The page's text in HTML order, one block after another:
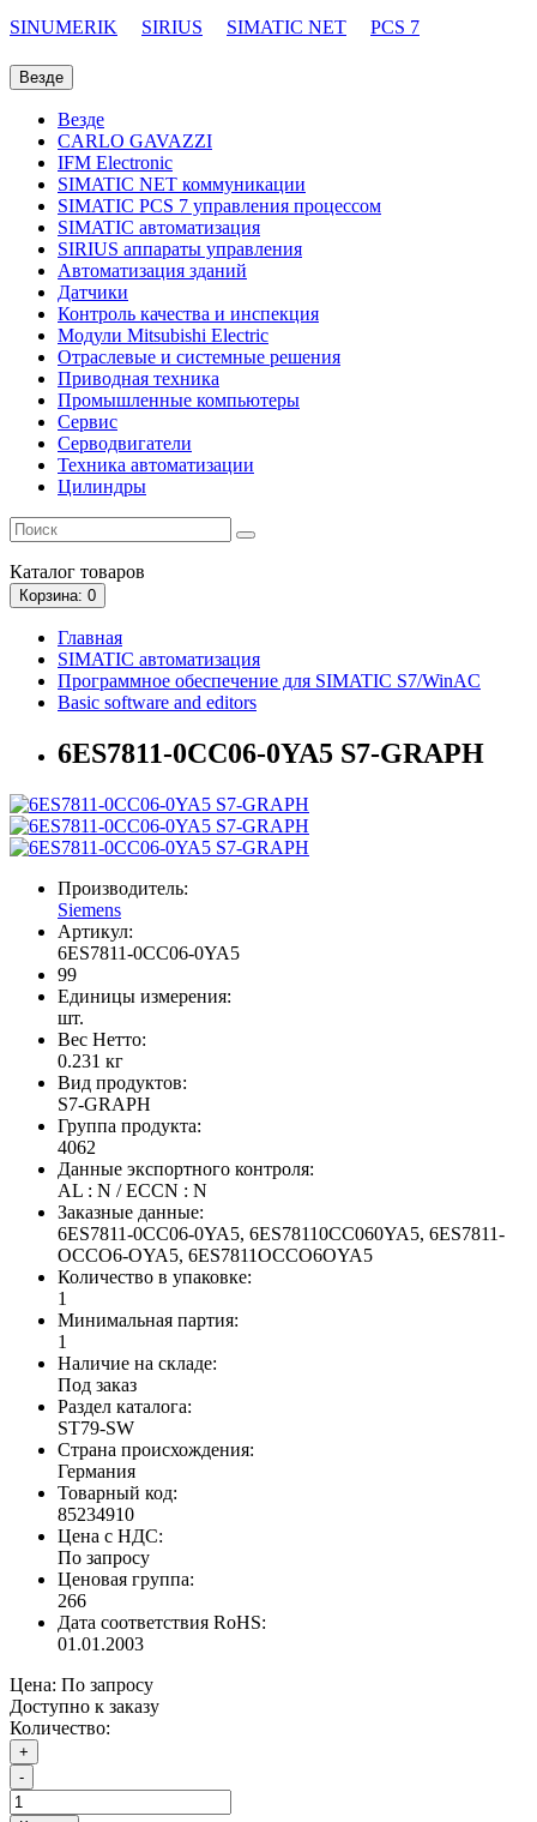
SINUMERIK
SIRIUS SIMATIC NET PCS 7
Везде
Везде
CARLO GAVAZZI
IFM Electronic
SIMATIC NET коммуникации
SIMATIC PCS 7 управления процессом
SIMATIC автоматизация
SIRIUS аппараты управления
Автоматизация зданий
Датчики
Контроль качества и инспекция
Модули Mitsubishi Electric
Отраслевые и системные решения
Приводная техника
Промышленные компьютеры
Сервис
Серводвигатели
Техника автоматизации
Цилиндры
Каталог товаров
Корзина: 0
Главная
SIMATIC автоматизация
Программное обеспечение для SIMATIC S7/WinAC
Basic software and editors
6ES7811-0CC06-0YA5 S7-GRAPH
Производитель:
Siemens
Артикул:
6ES7811-0CC06-0YA5
99
Единицы измерения:
шт.
Вес Нетто:
0.231 кг
Вид продуктов:
S7-GRAPH
Группа продукта:
4062
Данные экспортного контроля:
AL : N / ECCN : N
Заказные данные:
6ES7811-0CC06-0YA5, 6ES78110CC060YA5, 6ES7811-
OCCO6-OYA5, 6ES7811OCCO6OYA5
Количество в упаковке:
1
Минимальная партия:
1
Наличие на складе:
Под заказ
Раздел каталога:
ST79-SW
Страна происхождения:
Германия
Товарный код:
85234910
Цена с НДС:
По запросу
Ценовая группа:
266
Дата соответствия RoHS:
01.01.2003
Цена: По запросу
Доступно к заказу
Количество:
+
-